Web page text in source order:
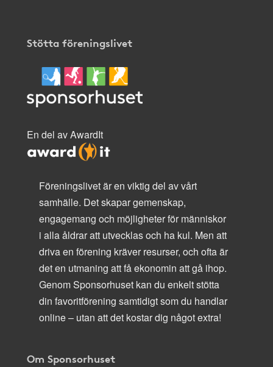
Stötta föreningslivet
En del av AwardIt
Föreningslivet är en viktig del av vårt
samhälle. Det skapar gemenskap,
engagemang och möjligheter för människor
i alla åldrar att utvecklas och ha kul. Men att
driva en förening kräver resurser, och ofta är
det en utmaning att få ekonomin att gå ihop.
Genom Sponsorhuset kan du enkelt stötta
din favoritförening samtidigt som du handlar
online – utan att det kostar dig något extra!
Om Sponsorhuset